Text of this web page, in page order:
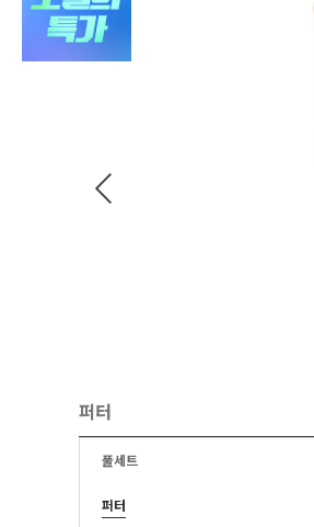
[테일러메이드]
퍼터
풀세트
퍼터